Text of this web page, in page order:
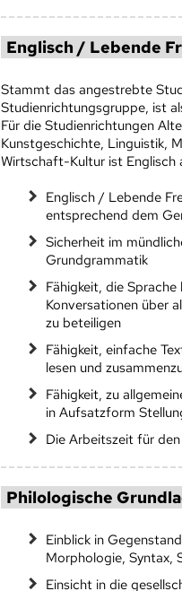
Englisch / Lebende
Stammt das angestrebte
Studienrichtungsgruppe, ist
Für die Studienrichtungen
Kunstgeschichte, Linguistik,
Wirtschaft-Kultur ist Englisch
Englisch / Lebende
entsprechend dem
Sicherheit im
Grundgrammatik
Fähigkeit, die
Konversationen über
zu beteiligen
Fähigkeit, einfache
lesen und
Fähigkeit, zu
in Aufsatzform
Die Arbeitszeit für
Philologische
Einblick in
Morphologie, Syntax,
Einsicht in die